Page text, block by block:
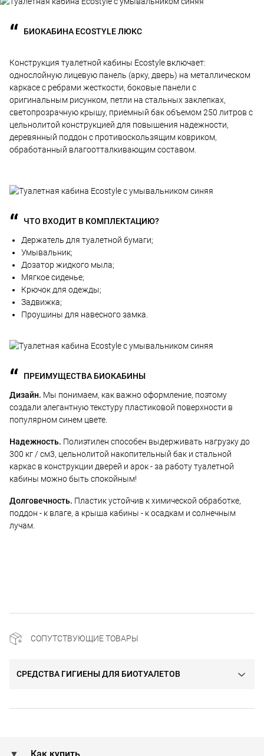
БИОКАБИНА ECOSTYLE ЛЮКС
Конструкция туалетной кабины Ecostyle включает:
однослойную лицевую панель (арку, дверь) на металлическом
каркасе с ребрами жесткости, боковые панели с
оригинальным рисунком, петли на стальных заклепках,
светопрозрачную крышу, приемный бак объемом 250 литров с
цельнолитой конструкцией для повышения надежности,
деревянный поддон с противоскользящим ковриком,
обработанный влагоотталкивающим составом.
ЧТО ВХОДИТ В КОМПЛЕКТАЦИЮ?
Держатель для туалетной бумаги;
Умывальник;
Дозатор жидкого мыла;
Мягкое сиденье;
Крючок для одежды;
Задвижка;
Проушины для навесного замка.
ПРЕИМУЩЕСТВА БИОКАБИНЫ
Дизайн. Мы понимаем, как важно оформление, поэтому
создали элегантную текстуру пластиковой поверхности в
популярном синем цвете.
Надежность. Полиэтилен способен выдерживать нагрузку до
300 кг / см3, цельнолитой накопительный бак и стальной
каркас в конструкции дверей и арок - за работу туалетной
кабины можно быть спокойным!
Долговечность. Пластик устойчив к химической обработке,
поддон - к влаге, а крыша кабины - к осадкам и солнечным
лучам.
СОПУТСТВУЮЩИЕ ТОВАРЫ
СРЕДСТВА ГИГИЕНЫ ДЛЯ БИОТУАЛЕТОВ